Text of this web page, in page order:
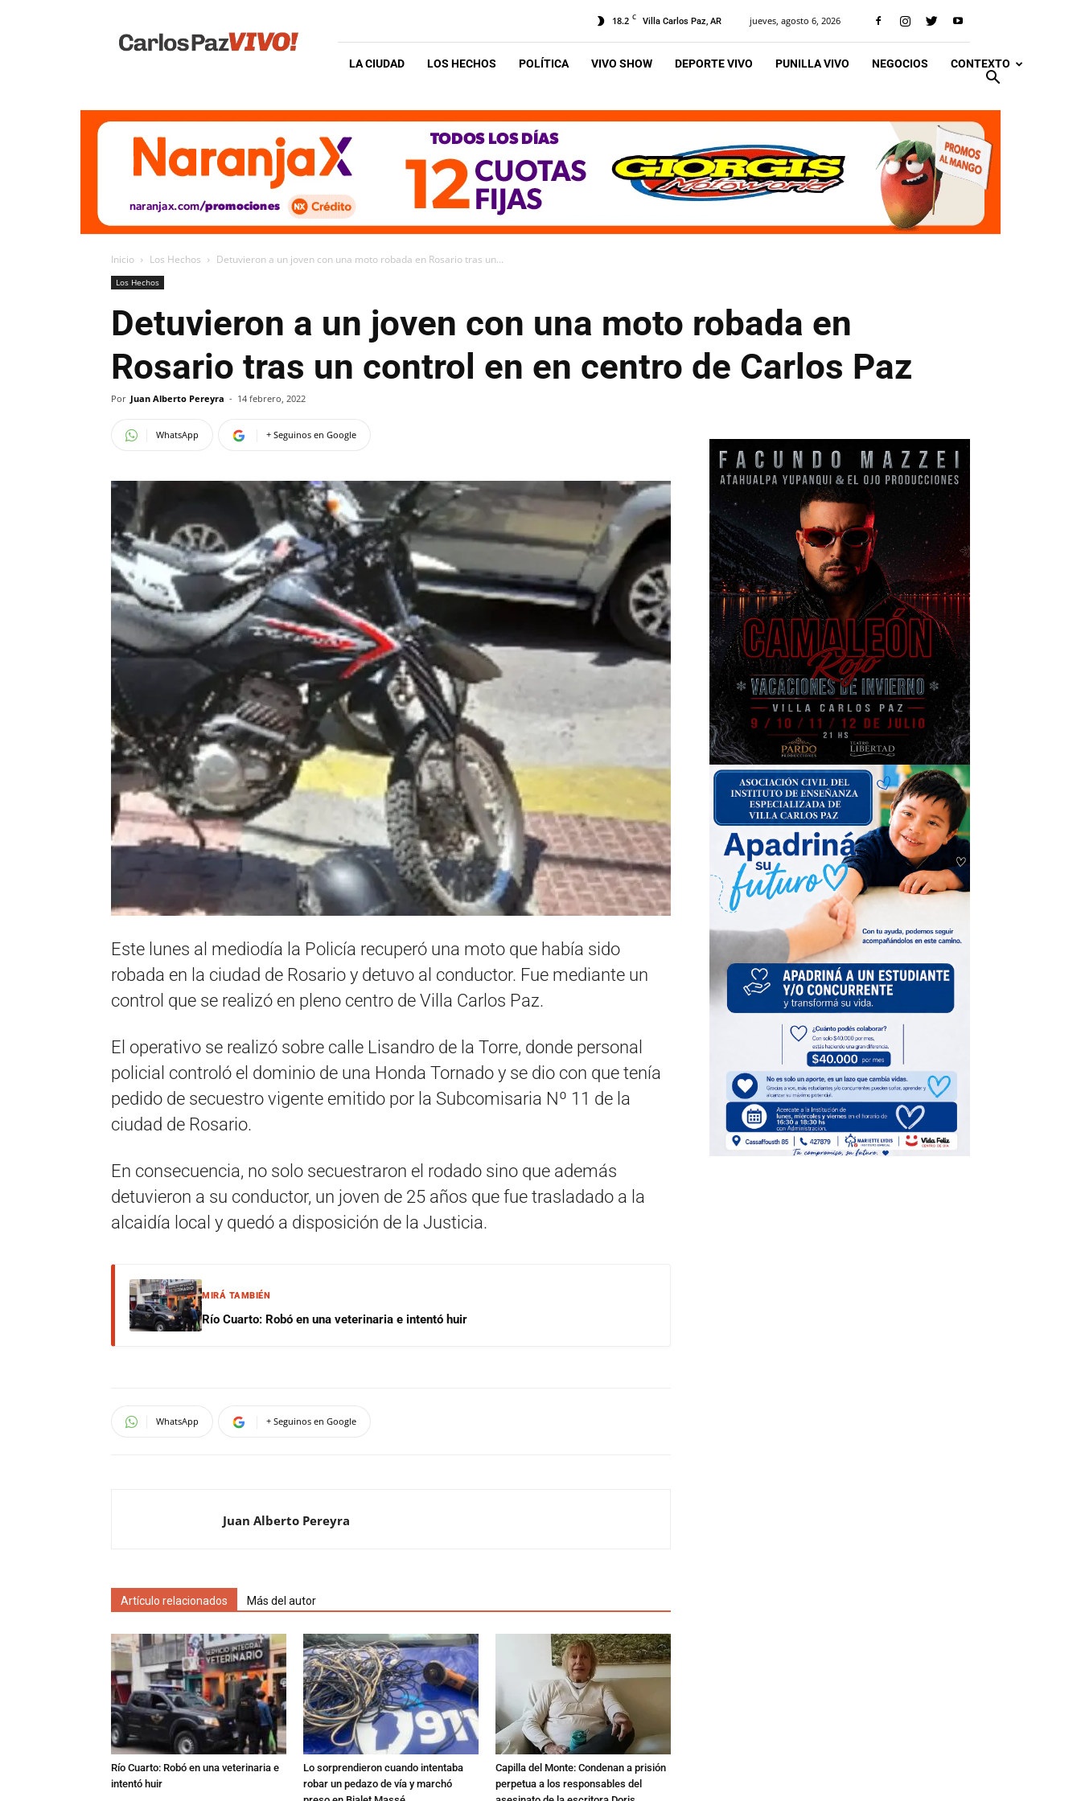
Vivo
18.2 C Villa Carlos Paz, AR jueves, agosto 6, 2026
LA CIUDAD LOS HECHOS POLÍTICA VIVO SHOW DEPORTE VIVO PUNILLA VIVO NEGOCIOS CONTEXTO
Inicio Los Hechos Detuvieron a un joven con una moto robada en Rosario tras un...
Los Hechos
Detuvieron a un joven con una moto robada en
Rosario tras un control en en centro de Carlos Paz
Por Juan Alberto Pereyra - 14 febrero, 2022
WhatsApp + Seguinos en Google
Este lunes al mediodía la Policía recuperó una moto que había sido
robada en la ciudad de Rosario y detuvo al conductor. Fue mediante un
control que se realizó en pleno centro de Villa Carlos Paz.
El operativo se realizó sobre calle Lisandro de la Torre, donde personal
policial controló el dominio de una Honda Tornado y se dio con que tenía
pedido de secuestro vigente emitido por la Subcomisaria Nº 11 de la
ciudad de Rosario.
En consecuencia, no solo secuestraron el rodado sino que además
detuvieron a su conductor, un joven de 25 años que fue trasladado a la
alcaidía local y quedó a disposición de la Justicia.
MIRÁ TAMBIÉN
Río Cuarto: Robó en una veterinaria e intentó huir
WhatsApp + Seguinos en Google
Juan Alberto Pereyra
Artículo relacionados Más del autor
Río Cuarto: Robó en una veterinaria e
intentó huir
Lo sorprendieron cuando intentaba
robar un pedazo de vía y marchó
Capilla del Monte: Condenan a prisión
perpetua a los responsables del